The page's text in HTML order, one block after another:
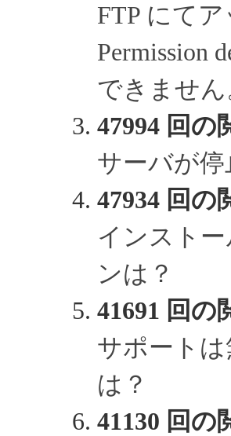
FTP にて
Permission
できません
47994 回の
サーバが
47934 回の
インスト
ンは？
41691 回の
サポート
は？
41130 回の